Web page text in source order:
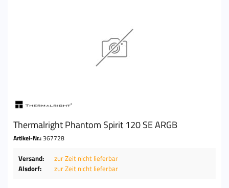
Thermalright Phantom Spirit 120 SE ARGB
Artikel-Nr.:367728
Versand:
zur Zeit nicht lieferbar
Alsdorf:
zur Zeit nicht lieferbar